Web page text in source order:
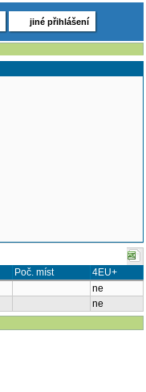
jiné přihlášení
Poč. míst
4EU+
ne
ne